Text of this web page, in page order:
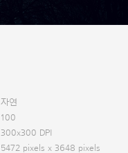
자연
100
300x300 DPI
5472 pixels x 3648 pixels